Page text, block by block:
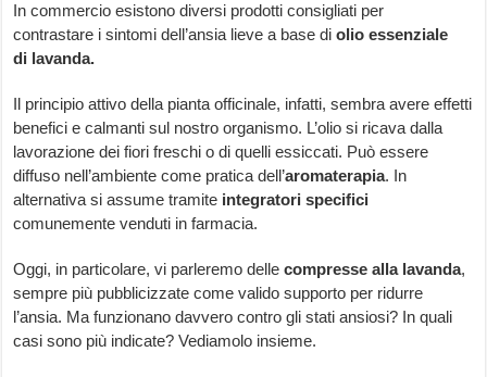
In commercio esistono diversi prodotti consigliati per
contrastare i sintomi dell’ansia lieve a base diolio essenziale
di lavanda.
Il principio attivo della pianta officinale, infatti, sembra avere effetti
benefici e calmanti sul nostro organismo. L’olio si ricava dalla
lavorazione dei fiori freschi o di quelli essiccati. Può essere
diffuso nell’ambiente come pratica dell’aromaterapia. In
alternativa si assume tramite integratori specifici
comunemente venduti in farmacia.
Oggi, in particolare, vi parleremo dellecompresse alla lavanda,
sempre più pubblicizzate come valido supporto per ridurre
l’ansia. Ma funzionano davvero contro gli stati ansiosi? In quali
casi sono più indicate? Vediamolo insieme.